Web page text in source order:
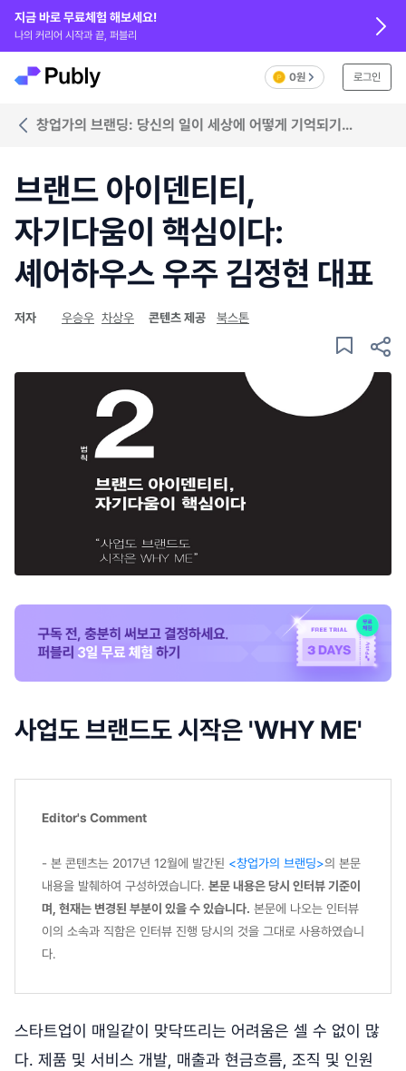
지금 바로 무료체험 해보세요!
나의 커리어 시작과 끝, 퍼블리
0원 로그인
창업가의 브랜딩: 당신의 일이 세상에 어떻게 기억되기
브랜드 아이덴티티,
자기다움이 핵심이다:
셰어하우스 우주 김정현 대표
저자 우승우 차상우 콘텐츠 제공 북스톤
사업도 브랜드도 시작은 'WHY ME'
Editor's Comment
- 본 콘텐츠는 2017년 12월에 발간된 <창업가의 브랜딩>의 본문
내용을 발췌하여 구성하였습니다. 본문 내용은 당시 인터뷰 기준이
며, 현재는 변경된 부분이 있을 수 있습니다. 본문에 나오는 인터뷰
이의 소속과 직함은 인터뷰 진행 당시의 것을 그대로 사용하였습니
다.
스타트업이 매일같이 맞닥뜨리는 어려움은 셀 수 없이 많
다. 제품 및 서비스 개발, 매출과 현금흐름, 조직 및 인원